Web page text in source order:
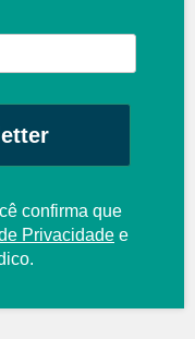
confirma que
Privacidade e